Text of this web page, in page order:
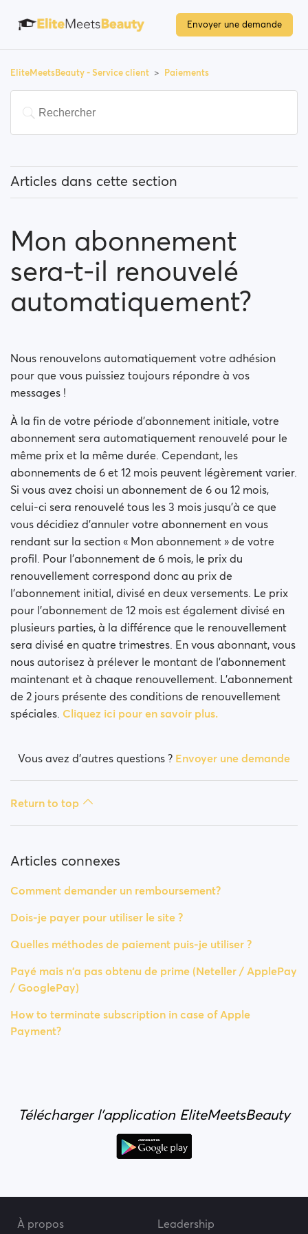
Envoyer une demande
EliteMeetsBeauty - Service client Paiements
Articles dans cette section
Comment puis-je revaloriser mon abonnement ?
Quelles méthodes de paiement puis-je utiliser ?
Mon paiement est-il sécurisé ?
Mon abonnement sera-t-il renouvelé
automatiquement?
Avez-vous rencontré des problèmes lors de l’achat
d’une adhésion ?
Comment demander un remboursement?
Je ne peux pas payer / La carte est rejetée
Payé mais n'a pas obtenu de prime (Neteller /
How to terminate subscription in case of Apple
Payment?
Mon abonnement
sera-t-il renouvelé
automatiquement?
Nous renouvelons automatiquement votre adhésion
pour que vous puissiez toujours répondre à vos
messages !
À la fin de votre période d’abonnement initiale, votre
abonnement sera automatiquement renouvelé pour le
même prix et la même durée. Cependant, les
abonnements de 6 et 12 mois peuvent légèrement varier.
Si vous avez choisi un abonnement de 6 ou 12 mois,
celui-ci sera renouvelé tous les 3 mois jusqu’à ce que
vous décidiez d’annuler votre abonnement en vous
rendant sur la section « Mon abonnement » de votre
profil. Pour l’abonnement de 6 mois, le prix du
renouvellement correspond donc au prix de
l’abonnement initial, divisé en deux versements. Le prix
pour l’abonnement de 12 mois est également divisé en
plusieurs parties, à la différence que le renouvellement
sera divisé en quatre trimestres. En vous abonnant, vous
nous autorisez à prélever le montant de l’abonnement
maintenant et à chaque renouvellement. L’abonnement
de 2 jours présente des conditions de renouvellement
spéciales. Cliquez ici pour en savoir plus.
Vous avez d’autres questions ? Envoyer une demande
Return to top
Articles connexes
Comment demander un remboursement?
Dois-je payer pour utiliser le site ?
Quelles méthodes de paiement puis-je utiliser ?
Payé mais n'a pas obtenu de prime (Neteller / ApplePay
/ GooglePay)
How to terminate subscription in case of Apple
Payment?
Télécharger l'application EliteMeetsBeauty
À propos Leadership